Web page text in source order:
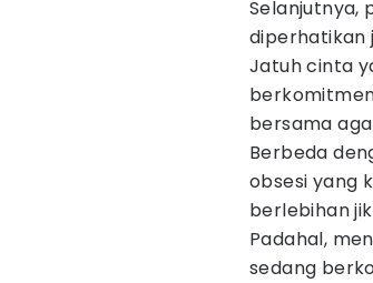
Selanjutnya,
diperhatikan
Jatuh cinta
bersama
Berbeda
obsesi yang
berlebihan
Padahal,
sedang